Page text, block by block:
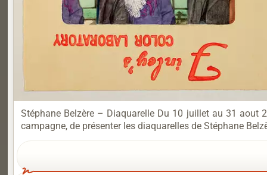
Stéphane Belzère – Diaquarelle Du 10 juillet au 31 aout
campagne, de présenter les diaquarelles de Stéphane